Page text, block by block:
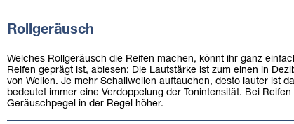
Rollgeräusch
Welches Rollgeräusch die Reifen machen, könnt ihr ganz
Reifen geprägt ist, ablesen: Die Lautstärke ist zum einen in
von Wellen. Je mehr Schallwellen auftauchen, desto lauter ist
bedeutet immer eine Verdoppelung der Tonintensität. Bei
Geräuschpegel in der Regel höher.